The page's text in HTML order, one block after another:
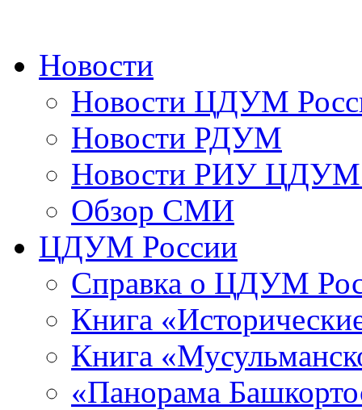
Новости
Новости ЦДУМ
Новости РДУМ
Новости РИУ ЦДУМ
Обзор СМИ
ЦДУМ России
Справка о ЦДУМ
Книга
Книга
«Панорама